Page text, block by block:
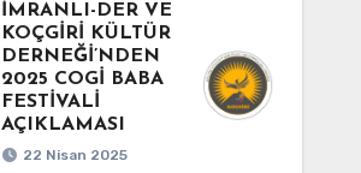
İMRANLI-DER VE
KOÇGİRİ KÜLTÜR
DERNEĞİ’NDEN
2025 COGİ BABA
FESTİVALİ
AÇIKLAMASI
22 Nisan 2025